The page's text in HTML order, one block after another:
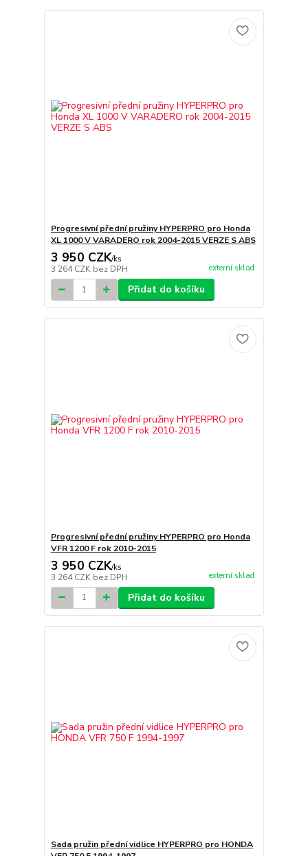
Progresivní přední pružiny HYPERPRO pro Honda
XL 1000 V VARADERO rok 2004-2015 VERZE S ABS
3 950 CZK/ks
3 264 CZK bez DPH externí sklad
Přidat do košíku
Progresivní přední pružiny HYPERPRO pro Honda
VFR 1200 F rok 2010-2015
3 950 CZK/ks
3 264 CZK bez DPH externí sklad
Přidat do košíku
Sada pružin přední vidlice HYPERPRO pro HONDA